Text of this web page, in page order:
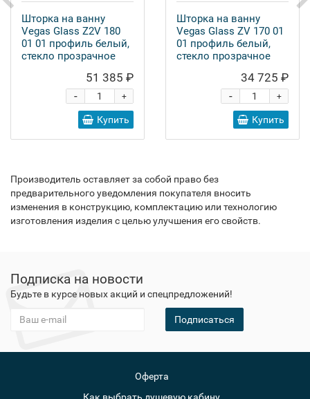
Шторка на ванну
Vegas Glass Z2V 180
01 01 профиль белый,
стекло прозрачное
51 385 ₽
+
-
Купить
Шторка на ванну
Vegas Glass ZV 170 01
01 профиль белый,
стекло прозрачное
34 725 ₽
+
-
Купить
Производитель оставляет за собой право без
предварительного уведомления покупателя вносить
изменения в конструкцию, комплектацию или технологию
изготовления изделия с целью улучшения его свойств.
Подписка на новости
Будьте в курсе новых акций и спецпредложений!
Подписаться
Оферта